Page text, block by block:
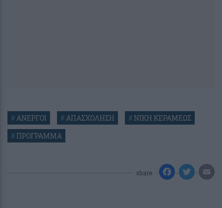
#ΑΝΕΡΓΟΙ #ΑΠΑΣΧΟΛΗΣΗ #ΝΙΚΗ ΚΕΡΑΜΕΩΣ
#ΠΡΟΓΡΑΜΜΑ
share